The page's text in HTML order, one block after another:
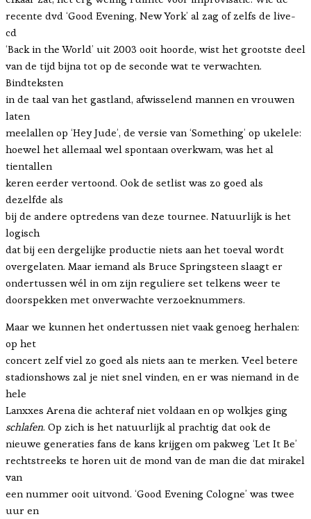
recente dvd ‘Good Evening, New York’ al zag of zelfs de live-
cd
‘Back in the World’ uit 2003 ooit hoorde, wist het grootste deel
van de tijd bijna tot op de seconde wat te verwachten.
Bindteksten
in de taal van het gastland, afwisselend mannen en vrouwen
laten
meelallen op ‘Hey Jude’, de versie van ‘Something’ op ukelele:
hoewel het allemaal wel spontaan overkwam, was het al
tientallen
keren eerder vertoond. Ook de setlist was zo goed als
dezelfde als
bij de andere optredens van deze tournee. Natuurlijk is het
logisch
dat bij een dergelijke productie niets aan het toeval wordt
overgelaten. Maar iemand als Bruce Springsteen slaagt er
ondertussen wél in om zijn reguliere set telkens weer te
doorspekken met onverwachte verzoeknummers.
Maar we kunnen het ondertussen niet vaak genoeg herhalen:
op het
concert zelf viel zo goed als niets aan te merken. Veel betere
stadionshows zal je niet snel vinden, en er was niemand in de
hele
Lanxxes Arena die achteraf niet voldaan en op wolkjes ging
schlafen. Op zich is het natuurlijk al prachtig dat ook de
nieuwe generaties fans de kans krijgen om pakweg ‘Let It Be’
rechtstreeks te horen uit de mond van de man die dat mirakel
van
een nummer ooit uitvond. ‘Good Evening Cologne’ was twee
uur en